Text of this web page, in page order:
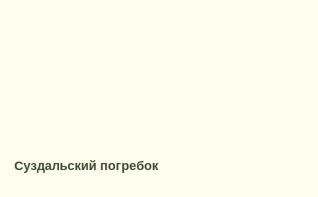
Суздальский погребок